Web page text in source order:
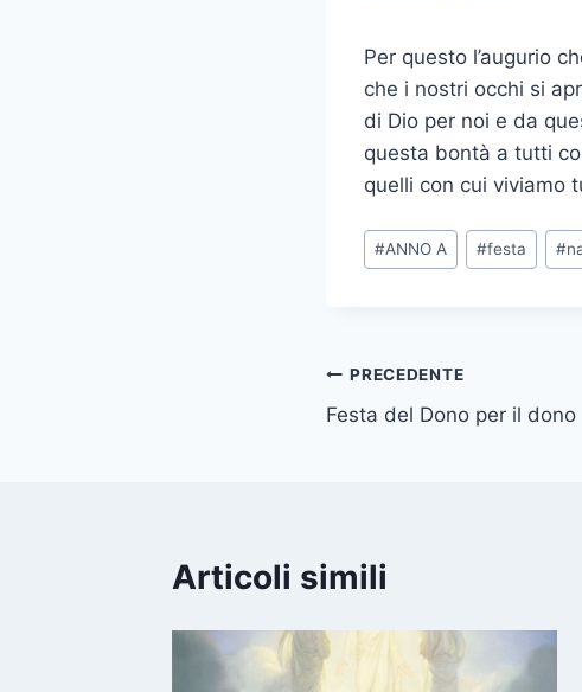
Per questo l’augurio
che i nostri occhi si
di Dio per noi e da
questa bontà a tutti
quelli con cui viviamo
#ANNO A #festa #
PRECEDENTE
Festa del Dono per il dono
Articoli simili